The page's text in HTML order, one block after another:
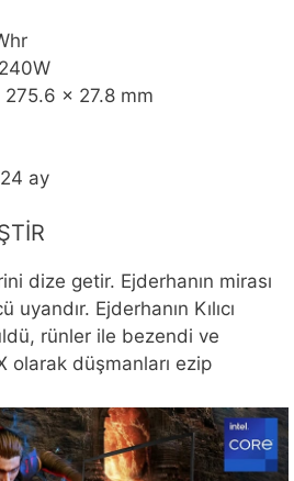
x 27.8 mm
ay
dize getir. Ejderhanın mirası
uyandır. Ejderhanın Kılıcı
rünler ile bezendi ve
olarak düşmanları ezip